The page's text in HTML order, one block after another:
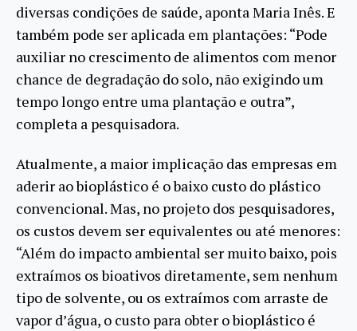
diversas condições de saúde, aponta Maria Inês. E
também pode ser aplicada em plantações: “Pode
auxiliar no crescimento de alimentos com menor
chance de degradação do solo, não exigindo um
tempo longo entre uma plantação e outra”,
completa a pesquisadora.
Atualmente, a maior implicação das empresas em
aderir ao bioplástico é o baixo custo do plástico
convencional. Mas, no projeto dos pesquisadores,
os custos devem ser equivalentes ou até menores:
“Além do impacto ambiental ser muito baixo, pois
extraímos os bioativos diretamente, sem nenhum
tipo de solvente, ou os extraímos com arraste de
vapor d’água, o custo para obter o bioplástico é